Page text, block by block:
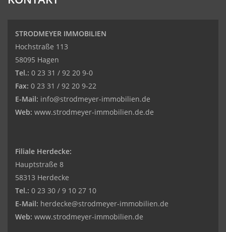
STRODMEYER IMMOBILIEN
Hochstraße 113
58095 Hagen
Tel.: 0 23 31 / 92 20 9-0
Fax: 0 23 31 / 92 20 9-22
E-Mail: info@strodmeyer-immobilien.de
Web: www.strodmeyer-immobilien.de.de
Filiale Herdecke:
Hauptstraße 8
58313 Herdecke
Tel.: 0 23 30 / 9 10 27 10
E-Mail: herdecke@strodmeyer-immobilien.de
Web: www.strodmeyer-immobilien.de